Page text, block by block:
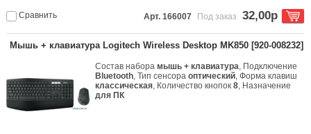
Сравнить Арт. 166007 Под заказ 32,00р
Мышь + клавиатура Logitech Wireless Desktop MK850 [920-008232]
Состав наборамышь + клавиатура, Подключение
Bluetooth, Тип сенсораоптический, Форма клавиш
классическая, Количество кнопок8, Назначение
для ПК